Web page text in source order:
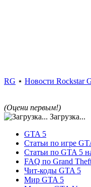
RG ⋆ Новости Rockstar
(Оцени первым!)
Загрузка...
GTA 5
Статьи по игре
Статьи по GTA 5
FAQ по Grand
Чит-коды GTA 5
Мир GTA 5